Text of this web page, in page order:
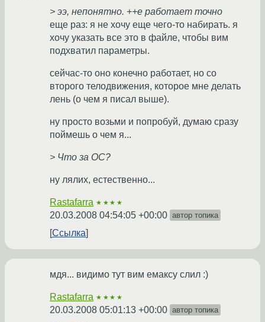
> ээ, непонятно. ++e работает точно
еще раз: я не хочу еще чего-то набирать. я
хочу указать все это в файле, чтобы вим
подхватил параметры.
сейчас-то оно конечно работает, но со
второго телодвижения, которое мне делать
лень (о чем я писал выше).
ну просто возьми и попробуй, думаю сразу
поймешь о чем я...
> Что за ОС?
ну лялих, естественно...
Rastafarra ★★★★
20.03.2008 04:54:05 +00:00 автор топика
Ссылка
мдя... видимо тут вим емаксу слил :)
Rastafarra ★★★★
20.03.2008 05:01:13 +00:00 автор топика